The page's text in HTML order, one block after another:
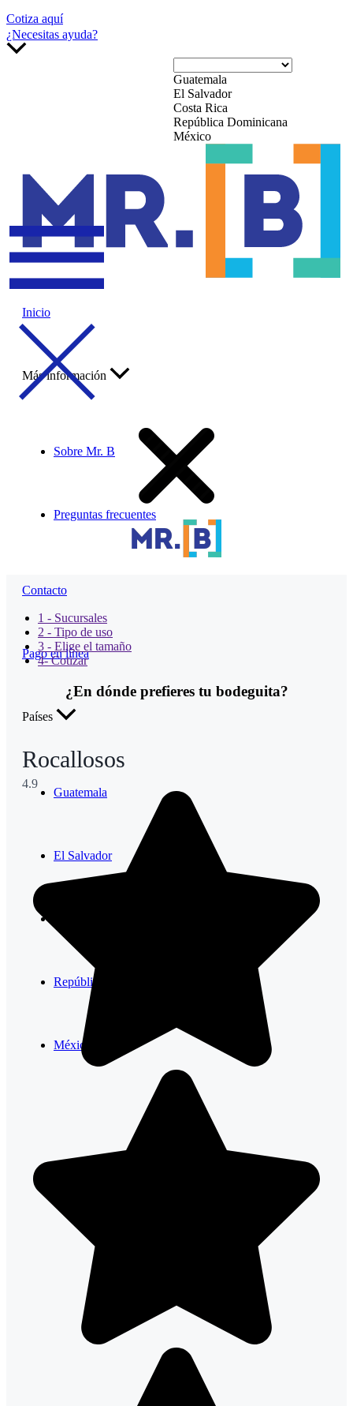
Cotiza aquí
¿Necesitas ayuda?
Guatemala
El Salvador
Costa Rica
República Dominicana
México
Inicio
Más información
Sobre Mr. B
Preguntas frecuentes
Contacto
Pago en línea
Países
Guatemala
El Salvador
República Dominicana
México
1 - Sucursales
2 - Tipo de uso
3 - Elige el tamaño
4- Cotizar
¿En dónde prefieres tu bodeguita?
Rocallosos
4.9